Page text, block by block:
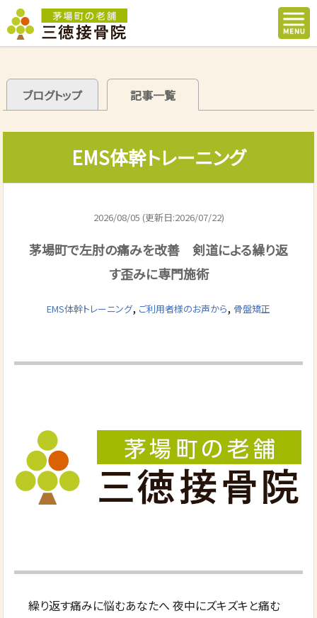
ブログトップ 記事一覧
EMS体幹トレーニング
2026/08/05 (更新日:2026/07/22)
茅場町で左肘の痛みを改善 剣道による繰り返
す歪みに専門施術
EMS体幹トレーニング, ご利用者様のお声から, 骨盤矯正
繰り返す痛みに悩むあなたへ 夜中にズキズキと痛む